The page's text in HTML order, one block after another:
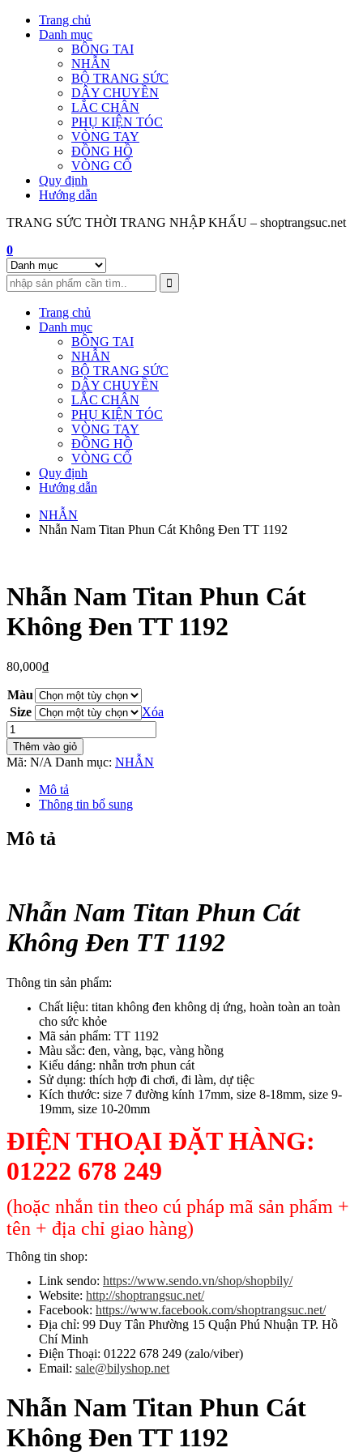
Skip
Trang chủ
Danh mục
BÔNG TAI
NHẪN
BỘ TRANG SỨC
DÂY CHUYỀN
LẮC CHÂN
PHỤ KIỆN TÓC
VÒNG TAY
ĐỒNG HỒ
VÒNG CỔ
Quy định
Hướng dẫn
TRANG SỨC THỜI TRANG NHẬP KHẨU – shoptrangsuc.net
0
Trang chủ
Danh mục
BÔNG TAI
NHẪN
BỘ TRANG SỨC
DÂY CHUYỀN
LẮC CHÂN
PHỤ KIỆN TÓC
VÒNG TAY
ĐỒNG HỒ
VÒNG CỔ
Quy định
Hướng dẫn
NHẪN
Nhẫn Nam Titan Phun Cát Không Đen TT 1192
Nhẫn Nam Titan Phun Cát
Không Đen TT 1192
80,000₫
Màu
Size
Xóa
Nhẫn
Nam
Titan
Phun
Không
TT
1192
Thêm vào giỏ
Mã: N/A Danh mục: NHẪN
Mô tả
Thông tin bổ sung
Mô tả
Nhẫn Nam Titan Phun Cát
Không Đen TT 1192
Thông tin sản phẩm:
Chất liệu: titan không đen không dị ứng, hoàn toàn an toàn
cho sức khỏe
Mã sản phẩm: TT 1192
Màu sắc: đen, vàng, bạc, vàng hồng
Kiểu dáng: nhẫn trơn phun cát
Sử dụng: thích hợp đi chơi, đi làm, dự tiệc
Kích thước: size 7 đường kính 17mm, size 8-18mm, size 9-
19mm, size 10-20mm
ĐIỆN THOẠI ĐẶT HÀNG:
01222 678 249
(hoặc nhắn tin theo cú pháp mã sản phẩm +
tên + địa chỉ giao hàng)
Thông tin shop:
Link sendo: https://www.sendo.vn/shop/shopbily/
Website: http://shoptrangsuc.net/
Facebook: https://www.facebook.com/shoptrangsuc.net/
Địa chỉ: 99 Duy Tân Phường 15 Quận Phú Nhuận TP. Hồ
Chí Minh
Điện Thoại: 01222 678 249 (zalo/viber)
Email: sale@bilyshop.net
Nhẫn Nam Titan Phun Cát
Không Đen TT 1192